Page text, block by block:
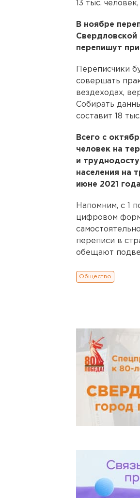
13 тыс.
В ноябре
Свердловской
перепишут
Переписчики
совершать
вездеходах,
Собирать
составит 18
Всего с
человек на
и
населения на
июне 2021
Напомним, с 1
цифровом
переписи в
обещают
Общество